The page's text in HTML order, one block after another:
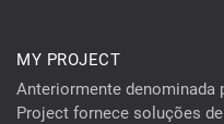
MY PROJECT
Anteriormente denominada
Project fornece soluções